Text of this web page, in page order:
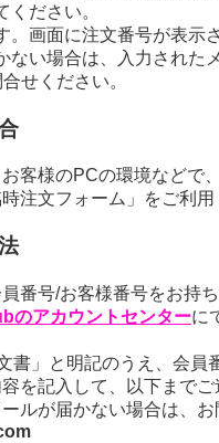
ください。
。画面に注文番号が表
ない場合は、入力された
せください。
客様のPCの環境などで
注文フォーム」をご利
番号/お客様番号をお持
のアカウントセンターに
書」と明記のうえ、会
を記入して、以下まで
ルが届かない場合は、